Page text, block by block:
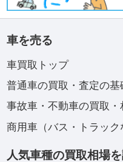
車を売る
車買取トップ
普通車の買取・査定の基
事故車・不動車の買取・
商用車（バス・トラッ
人気車種の買取相場